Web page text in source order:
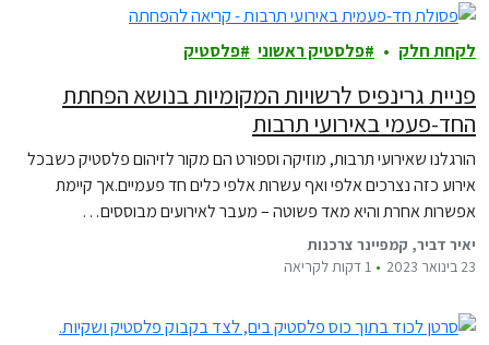
לקחת חלק פלסטיק ראשוני פלסטיק
פניית גרינפיס לרשויות המקומיות בנושא הפחתת
החד-פעמי באירועי תרבות
הורגלנו שאירועי תרבות, מוזיקה וספורט הם מקור לזיהום פלסטיק כשבכל
אירוע כזה נצרכים אלפי ואף עשרות אלפי כלים חד פעמיים.אך קיימת
אפשרות אחרת והיא מאד פשוטה – מעבר לאירועים מבוססים…
יאיר דביר, קמפיינר צרכנות
23 בינואר 2023
1 דקות לקריאה